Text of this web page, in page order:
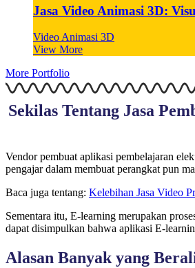
Jasa Video Animasi 3D:
Video Animasi 3D
View More
More Portfolio
Sekilas Tentang Jasa
Vendor pembuat aplikasi pembelajaran
pengajar dalam membuat perangkat pun
Baca juga tentang: Kelebihan Jasa Video
Sementara itu, E-learning merupakan
dapat disimpulkan bahwa aplikasi E-
Alasan Banyak yang